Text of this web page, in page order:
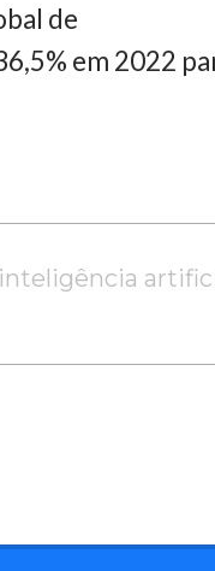
de
em 2022
inteligência